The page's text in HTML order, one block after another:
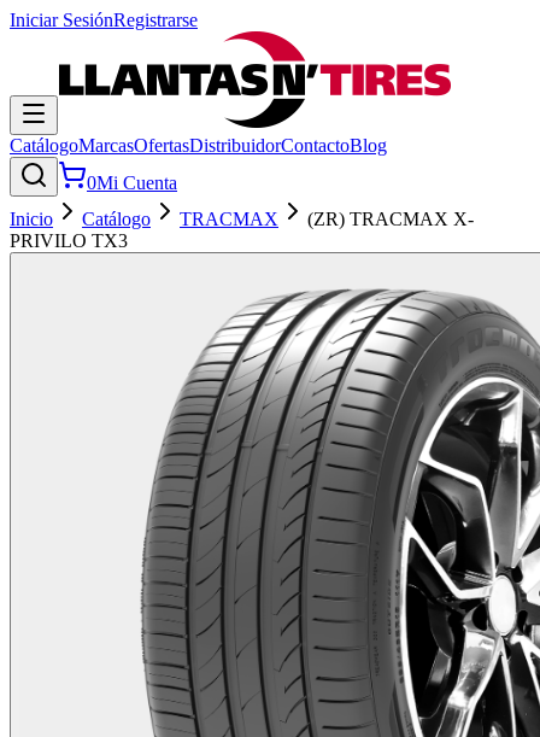
Iniciar SesiónRegistrarse
CatálogoMarcasOfertasDistribuidorContactoBlog
0Mi Cuenta
Inicio
Catálogo TRACMAX
(ZR) TRACMAX X-
PRIVILO TX3